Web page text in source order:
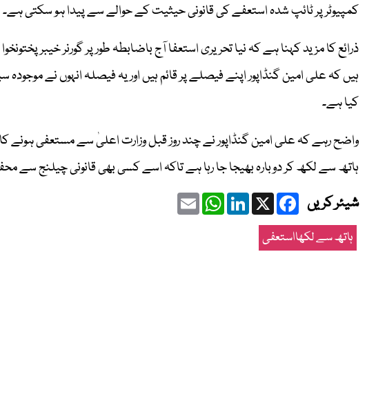
کمپیوٹر پر ٹائپ شدہ استعفے کی قانونی حیثیت کے حوالے سے پیدا ہو سکتی ہے۔
ذرائع کا مزید کہنا ہے کہ نیا تحریری استعفا آج باضابطہ طور پر گورنر خیبر
ہیں کہ علی امین گنڈاپور اپنے فیصلے پر قائم ہیں اور یہ فیصلہ انہوں نے
کیا ہے۔
واضح رہے کہ علی امین گنڈاپور نے چند روز قبل وزارت اعلیٰ سے مستعفی ہونے کا
ہاتھ سے لکھ کر دوبارہ بھیجا جا رہا ہے تاکہ اسے کسی بھی قانونی چیلنج سے
شیئر کریں Facebook
X
LinkedIn
WhatsApp
Email
ہاتھ سے لکھااستعفی